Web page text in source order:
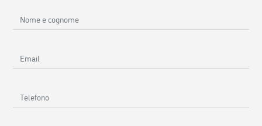
Nome
e
Email
Telefono